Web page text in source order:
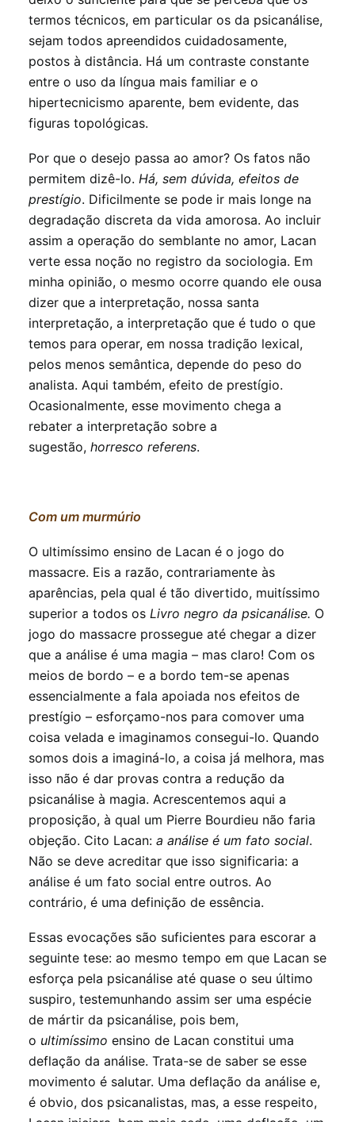
termos técnicos, em particular os da psicanálise,
sejam todos apreendidos cuidadosamente,
postos à distância. Há um contraste constante
entre o uso da língua mais familiar e o
hipertecnicismo aparente, bem evidente, das
figuras topológicas.
Por que o desejo passa ao amor? Os fatos não
permitem dizê-lo. Há, sem dúvida, efeitos de
prestígio. Dificilmente se pode ir mais longe na
degradação discreta da vida amorosa. Ao incluir
assim a operação do semblante no amor, Lacan
verte essa noção no registro da sociologia. Em
minha opinião, o mesmo ocorre quando ele ousa
dizer que a interpretação, nossa santa
interpretação, a interpretação que é tudo o que
temos para operar, em nossa tradição lexical,
pelos menos semântica, depende do peso do
analista. Aqui também, efeito de prestígio.
Ocasionalmente, esse movimento chega a
rebater a interpretação sobre a
sugestão, horresco referens.
Com um murmúrio
O ultimíssimo ensino de Lacan é o jogo do
massacre. Eis a razão, contrariamente às
aparências, pela qual é tão divertido, muitíssimo
superior a todos os Livro negro da psicanálise. O
jogo do massacre prossegue até chegar a dizer
que a análise é uma magia – mas claro! Com os
meios de bordo – e a bordo tem-se apenas
essencialmente a fala apoiada nos efeitos de
prestígio – esforçamo-nos para comover uma
coisa velada e imaginamos consegui-lo. Quando
somos dois a imaginá-lo, a coisa já melhora, mas
isso não é dar provas contra a redução da
psicanálise à magia. Acrescentemos aqui a
proposição, à qual um Pierre Bourdieu não faria
objeção. Cito Lacan: a análise é um fato social.
Não se deve acreditar que isso significaria: a
análise é um fato social entre outros. Ao
contrário, é uma definição de essência.
Essas evocações são suficientes para escorar a
seguinte tese: ao mesmo tempo em que Lacan se
esforça pela psicanálise até quase o seu último
suspiro, testemunhando assim ser uma espécie
de mártir da psicanálise, pois bem,
o ultimíssimo ensino de Lacan constitui uma
deflação da análise. Trata-se de saber se esse
movimento é salutar. Uma deflação da análise e,
é obvio, dos psicanalistas, mas, a esse respeito,